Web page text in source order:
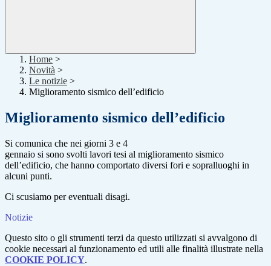
Home >
Novità >
Le notizie >
Miglioramento sismico dell’edificio
Miglioramento sismico dell’edificio
Si comunica che nei giorni 3 e 4
gennaio si sono svolti lavori tesi al miglioramento sismico
dell’edificio, che hanno comportato diversi fori e sopralluoghi in
alcuni punti.
Ci scusiamo per eventuali disagi.
Notizie
Questo sito o gli strumenti terzi da questo utilizzati si avvalgono di
cookie necessari al funzionamento ed utili alle finalità illustrate nella
COOKIE POLICY.